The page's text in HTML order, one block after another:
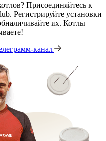
Присоединяйтесь к
Регистрируйте установки
их. Котлы
канал